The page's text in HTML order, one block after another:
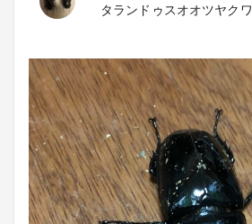
タランドゥスオオツヤク